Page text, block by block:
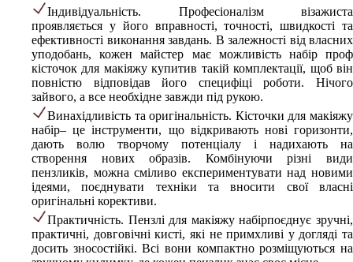
Індивідуальність. Професіоналізм візажиста
проявляється у його вправності, точності, швидкості та
ефективності виконання завдань. В залежності від власних
уподобань, кожен майстер має можливість набір проф
кісточок для макіяжу купитив такій комплектації, щоб він
повністю відповідав його специфіці роботи. Нічого
зайвого, а все необхідне завжди під рукою.
Винахідливість та оригінальність. Кісточки для макіяжу
набір– це інструменти, що відкривають нові горизонти,
дають волю творчому потенціалу і надихають на
створення нових образів. Комбінуючи різні види
пензликів, можна сміливо експериментувати над новими
ідеями, поєднувати техніки та вносити свої власні
оригінальні корективи.
Практичність. Пензлі для макіяжу набірпоєднує зручні,
практичні, довговічні кисті, які не примхливі у догляді та
досить зносостійкі. Всі вони компактно розміщуються на